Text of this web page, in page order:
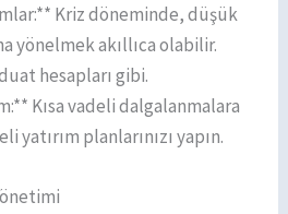
Kriz döneminde, düşük
yönelmek akıllıca olabilir.
hesapları gibi.
Kısa vadeli dalgalanmalara
yatırım planlarınızı yapın.